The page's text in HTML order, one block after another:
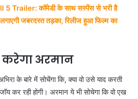
Trailer: कॉमेडी के साथ सस्पेंस से भरी है
लगाएगी जबरदस्त तड़का, रिलीज हुआ फिल्म का
करेगा अरमान
के बारे में सोचेंगा कि, क्या वो उसे याद करती
कर रही होगी। अरमान ये भी सोचेगा कि वो एख